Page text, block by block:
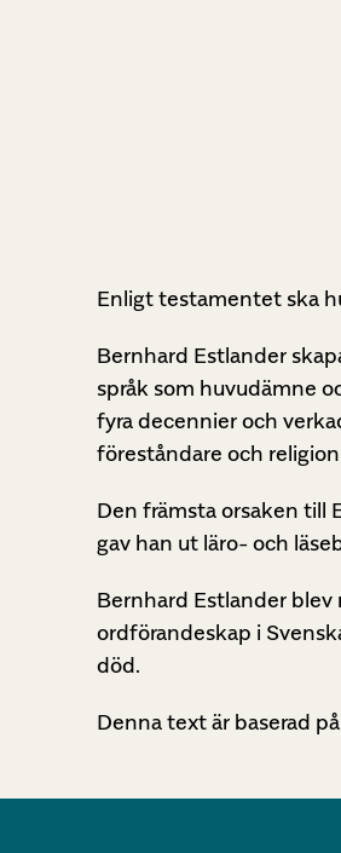
Enligt testamentet ska
Bernhard Estlander
språk som huvudämne
fyra decennier och
föreståndare och
Den främsta orsaken till
gav han ut läro- och
Bernhard Estlander
ordförandeskap i
död.
Denna text är baserad på